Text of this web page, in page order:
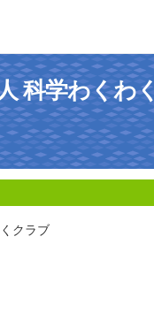
科学わくわ
クラブ